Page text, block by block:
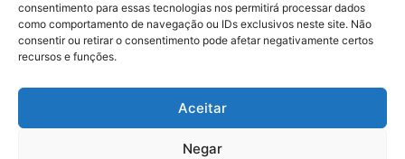
consentimento para essas tecnologias nos permitirá processar dados
como comportamento de navegação ou IDs exclusivos neste site. Não
consentir ou retirar o consentimento pode afetar negativamente certos
recursos e funções.
Aceitar
Negar
INSCREVER
a
I
n
s
o